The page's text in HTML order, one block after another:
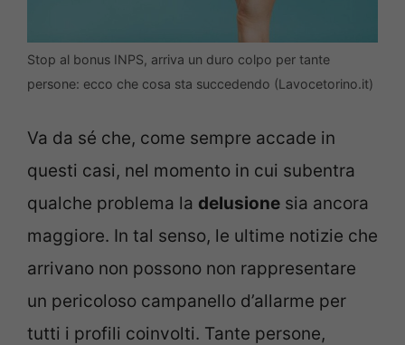
Stop al bonus INPS, arriva un duro colpo per tante
persone: ecco che cosa sta succedendo (Lavocetorino.it)
Va da sé che, come sempre accade in
questi casi, nel momento in cui subentra
qualche problema la delusione sia ancora
maggiore. In tal senso, le ultime notizie che
arrivano non possono non rappresentare
un pericoloso campanello d’allarme per
tutti i profili coinvolti. Tante persone,